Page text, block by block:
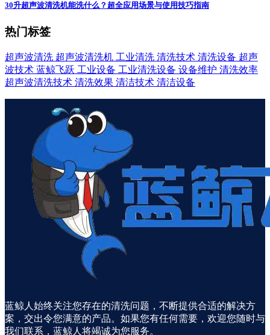
30升超声波清洗机能洗什么？超全应用场景与使用技巧指南
热门标签
超声波清洗 超声波清洗机 工业清洗 清洗技术 清洗设备 超声
波技术 蓝鲸飞跃 工业设备 工业清洗设备 设备维护 清洗效率
超声波清洗技术 清洗效果 清洁技术 清洁设备
蓝鲸人始终关注您存在的清洗问题，不断提供合适的解决方
案，交出令您满意的产品。如果您有任何需要，欢迎您随时与
我们联系，蓝鲸人将竭诚为您服务。